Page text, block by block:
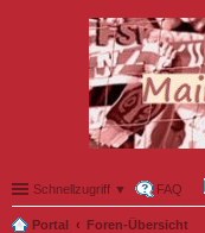
Schnellzugriff ▼ FAQ
Portal Foren-Übersicht